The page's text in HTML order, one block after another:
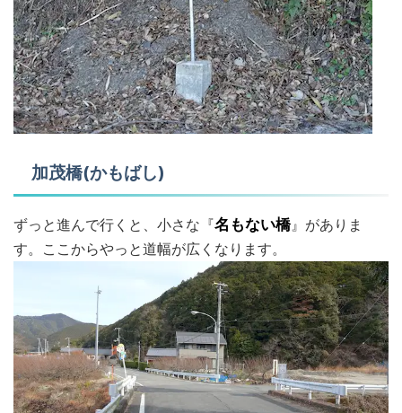
加茂橋(かもばし)
ずっと進んで行くと、小さな『名もない橋』がありま
す。ここからやっと道幅が広くなります。